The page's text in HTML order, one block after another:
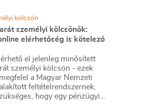
személyi kölcsönök:
elérhetőség is kötelező
el jelenleg minősített
személyi kölcsön - ezek
a Magyar Nemzeti
feltételrendszernek,
hogy egy pénzügyi